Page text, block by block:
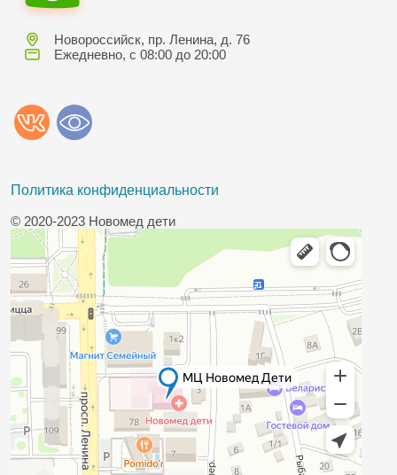
Новороссийск, пр. Ленина, д. 76
Ежедневно, с 08:00 до 20:00
Политика конфиденциальности
© 2020-2023 Новомед дети